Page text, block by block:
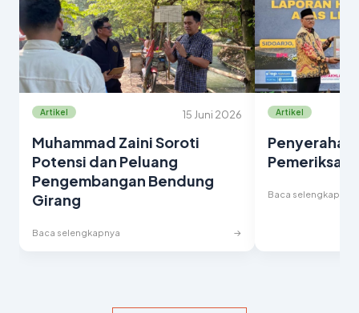
Artikel 15 Juni 2026
Muhammad Zaini Soroti
Potensi dan Peluang
Pengembangan Bendung
Girang
Baca selengkapnya →
Artikel
Penyerahan
Baca selengkapnya